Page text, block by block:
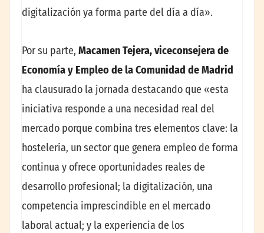
digitalización ya forma parte del día a día».
Por su parte, Macamen Tejera, viceconsejera de
Economía y Empleo de la Comunidad de Madrid
ha clausurado la jornada destacando que «esta
iniciativa responde a una necesidad real del
mercado porque combina tres elementos clave: la
hostelería, un sector que genera empleo de forma
continua y ofrece oportunidades reales de
desarrollo profesional; la digitalización, una
competencia imprescindible en el mercado
laboral actual; y la experiencia de los